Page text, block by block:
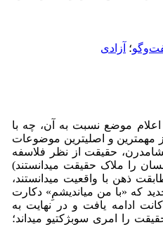
؛ آزادی
موضع نسبت به آن، چه با
مهم­ترین و اصلی­ترین موضوعات
حقیقت از نظر فلاسفه
را ملاک حقیقت می­دانستند)
ذهن با واقعیت می­دانستند،
که «با من می­اندیشمِ» دکارت
ادامه یافت و در نهایت به
را امری سوبژکتیو می­داند؛